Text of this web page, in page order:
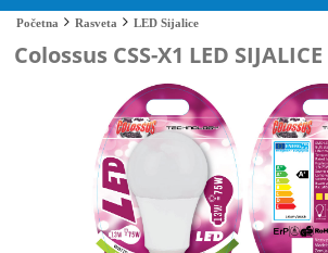
Početna Rasveta LED Sijalice
Colossus CSS-X1 LED SIJALICE